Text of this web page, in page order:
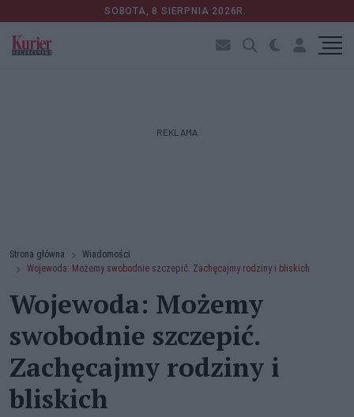
SOBOTA, 8 SIERPNIA 2026R.
REKLAMA
Strona główna
Wiadomości
Wojewoda: Możemy swobodnie szczepić. Zachęcajmy rodziny i bliskich
Wojewoda: Możemy
swobodnie szczepić.
Zachęcajmy rodziny i
bliskich